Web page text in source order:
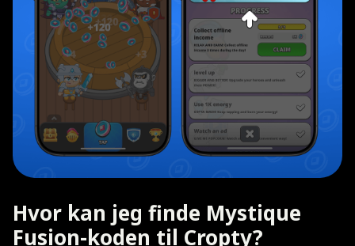
Hvor kan jeg finde Mystique
Fusion-koden til Cropty?